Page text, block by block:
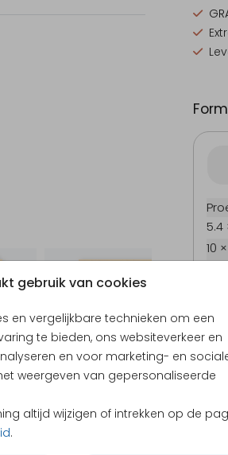
gebruik van cookies
en vergelijkbare technieken om een
te bieden, ons websiteverkeer en
en voor marketing- en
weergeven van gepersonaliseerde
altijd wijzigen of intrekken op de
.
5.4
10